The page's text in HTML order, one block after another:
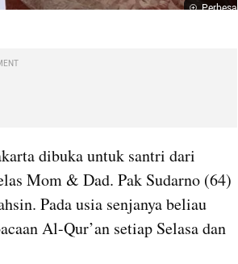
Perbesar
dibuka untuk santri dari
Mom & Dad. Pak Sudarno (64)
Pada usia senjanya beliau
Al-Qur’an setiap Selasa dan